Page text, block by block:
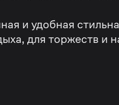
и удобная
для торжеств и